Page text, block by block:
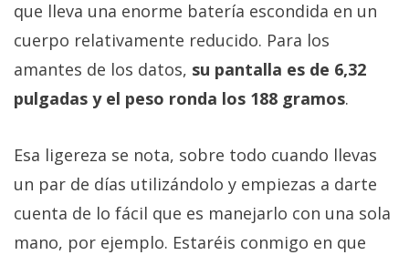
que lleva una enorme batería escondida en un
cuerpo relativamente reducido. Para los
amantes de los datos, su pantalla es de 6,32
pulgadas y el peso ronda los 188 gramos.
Esa ligereza se nota, sobre todo cuando llevas
un par de días utilizándolo y empiezas a darte
cuenta de lo fácil que es manejarlo con una sola
mano, por ejemplo. Estaréis conmigo en que